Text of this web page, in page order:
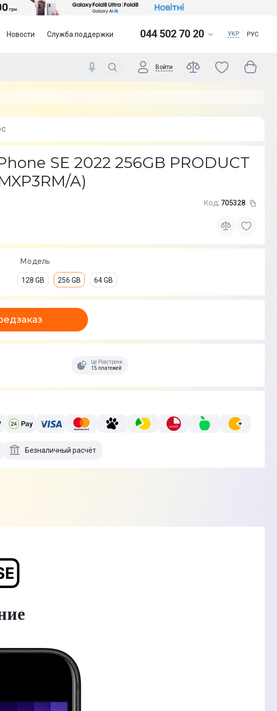
Новости Служба поддержки 044 502 70 20 УКР РУС
Войти
SE 2022 256GB PRODUCT
A)
Код: 705328
Модель
128 GB 256 GB 64 GB
Це Розстрочка
15 платежей
Безналичный расчёт